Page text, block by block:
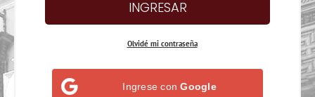
Olvidé mi contraseña
Ingrese conGoogle